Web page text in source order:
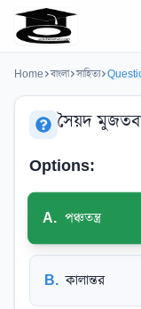
Home বাংলা সাহিত্য
সৈয়দ
Options:
A. পঞ্চতন্ত্র
B. কালান্তর